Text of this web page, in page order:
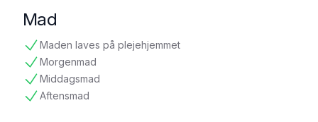
Mad
Maden laves på plejehjemmet
tilgængelig
Morgenmad
tilgængelig
Middagsmad
tilgængelig
Aftensmad
tilgængelig